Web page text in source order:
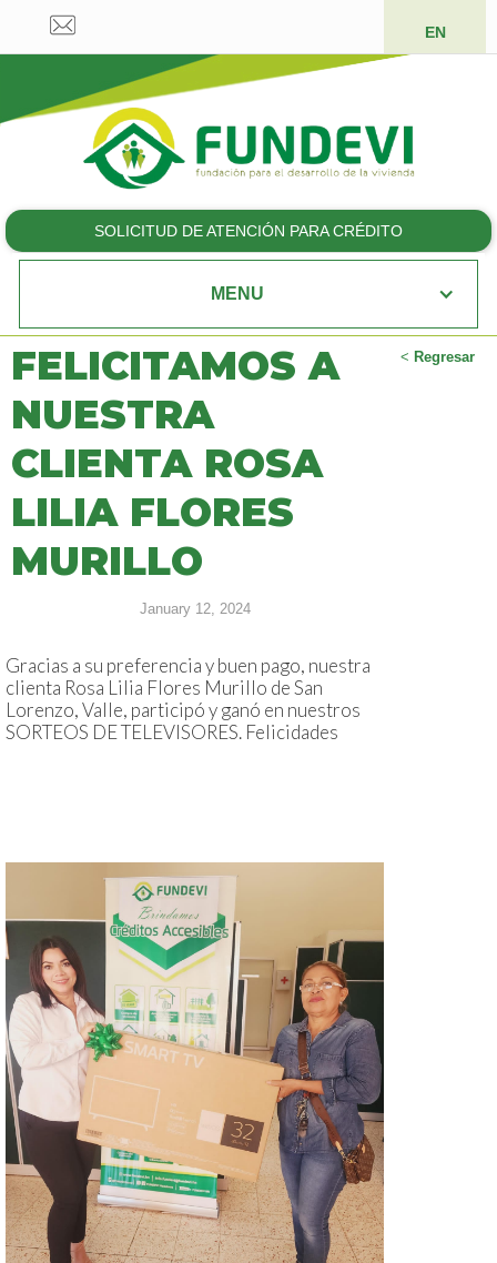
EN
SOLICITUD DE ATENCIÓN PARA CRÉDITO
MENU
< Regresar
FELICITAMOS A
NUESTRA
CLIENTA ROSA
LILIA FLORES
MURILLO
January 12, 2024
Gracias a su preferencia y buen pago, nuestra
clienta Rosa Lilia Flores Murillo de San
Lorenzo, Valle, participó y ganó en nuestros
SORTEOS DE TELEVISORES. Felicidades